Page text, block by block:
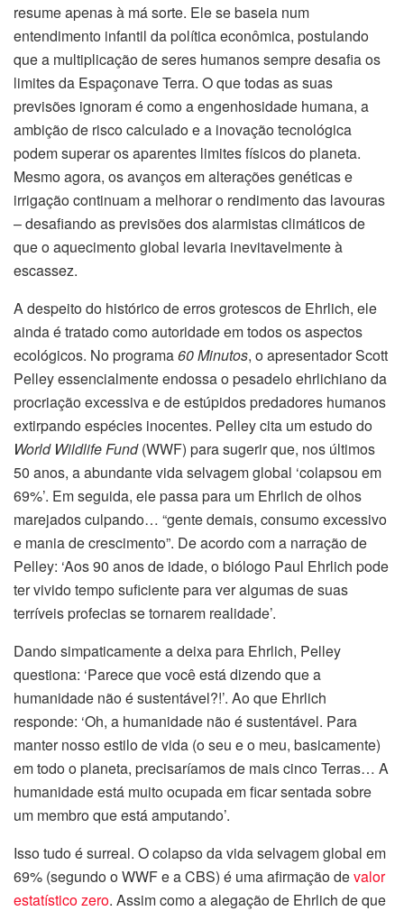
resume apenas à má sorte. Ele se baseia num
entendimento infantil da política econômica, postulando
que a multiplicação de seres humanos sempre desafia os
limites da Espaçonave Terra. O que todas as suas
previsões ignoram é como a engenhosidade humana, a
ambição de risco calculado e a inovação tecnológica
podem superar os aparentes limites físicos do planeta.
Mesmo agora, os avanços em alterações genéticas e
irrigação continuam a melhorar o rendimento das lavouras
– desafiando as previsões dos alarmistas climáticos de
que o aquecimento global levaria inevitavelmente à
escassez.
A despeito do histórico de erros grotescos de Ehrlich, ele
ainda é tratado como autoridade em todos os aspectos
ecológicos. No programa60 Minutos, o apresentador Scott
Pelley essencialmente endossa o pesadelo ehrlichiano da
procriação excessiva e de estúpidos predadores humanos
extirpando espécies inocentes. Pelley cita um estudo do
World Wildlife Fund(WWF) para sugerir que, nos últimos
50 anos, a abundante vida selvagem global ‘colapsou em
69%’. Em seguida, ele passa para um Ehrlich de olhos
marejados culpando… “gente demais, consumo excessivo
e mania de crescimento”. De acordo com a narração de
Pelley: ‘Aos 90 anos de idade, o biólogo Paul Ehrlich pode
ter vivido tempo suficiente para ver algumas de suas
terríveis profecias se tornarem realidade’.
Dando simpaticamente a deixa para Ehrlich, Pelley
questiona: ‘Parece que você está dizendo que a
humanidade não é sustentável?!’. Ao que Ehrlich
responde: ‘Oh, a humanidade não é sustentável. Para
manter nosso estilo de vida (o seu e o meu, basicamente)
em todo o planeta, precisaríamos de mais cinco Terras… A
humanidade está muito ocupada em ficar sentada sobre
um membro que está amputando’.
Isso tudo é surreal. O colapso da vida selvagem global em
69% (segundo o WWF e a CBS) é uma afirmação devalor
estatístico zero. Assim como a alegação de Ehrlich de que